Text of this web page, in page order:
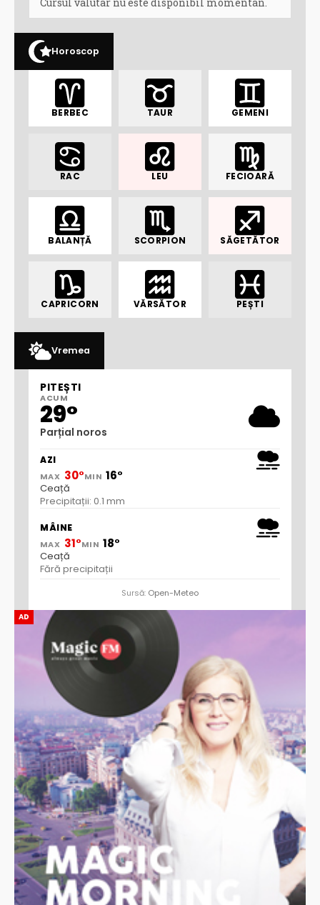
AD
Horoscop
BERBEC TAUR GEMENI
RAC LEU FECIOARĂ
BALANȚĂ SCORPION SĂGETĂTOR
CAPRICORN VĂRSĂTOR PEȘTI
Vremea
PITEȘTI
ACUM
29°
Parțial noros
AZI
MAX 30°MIN 16°
Ceață
Precipitații: 0.1 mm
MÂINE
MAX 31°MIN 18°
Ceață
Fără precipitații
Sursă: Open-Meteo